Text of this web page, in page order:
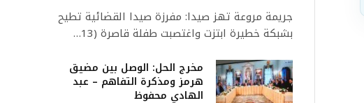
جريمة مروعة تهز صيدا: مفرزة صيدا القضائية تطيح
بشبكة خطيرة ابتزت واغتصبت طفلة قاصرة (13…
مخرج الحل: الوصل بين مضيق
هرمز ومذكرة التفاهم – عبد
الهادي محفوظ